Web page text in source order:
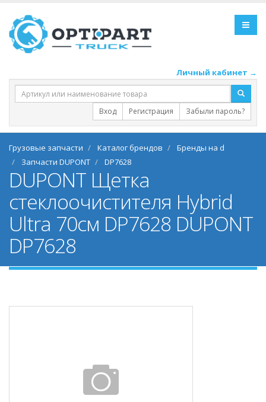
Личный кабинет →
Вход Регистрация Забыли пароль?
Грузовые запчасти Каталог брендов
Бренды на d
Запчасти DUPONT
DP7628
DUPONT Щетка
стеклоочистителя Hybrid
Ultra 70см DP7628 DUPONT
DP7628